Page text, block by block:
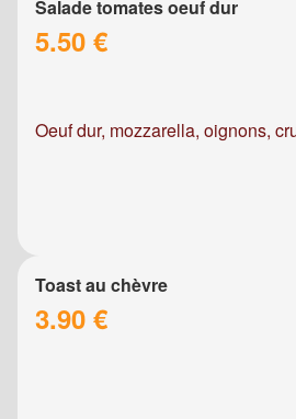
Salade tomates oeuf dur
5.50 €
Oeuf dur, mozzarella, oignons,
Toast au chèvre
3.90 €